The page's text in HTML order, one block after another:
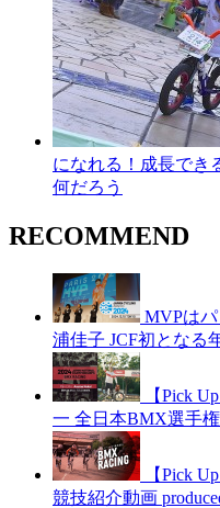
になれる！成長でき
何だろう
RECOMMEND
MVPは
浦佳子 JCF初となる
【Pick
一 全日本BMX選手
【Pick
競技紹介動画